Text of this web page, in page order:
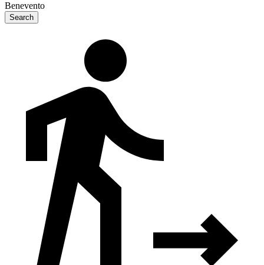
Benevento
Search